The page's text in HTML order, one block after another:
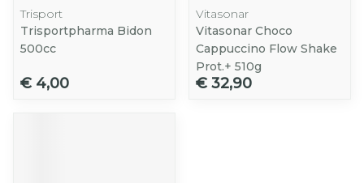
Trisport
Trisportpharma Bidon
500cc
€ 4,00
Vitasonar
Vitasonar Choco
Cappuccino Flow Shake
Prot.+ 510g
€ 32,90